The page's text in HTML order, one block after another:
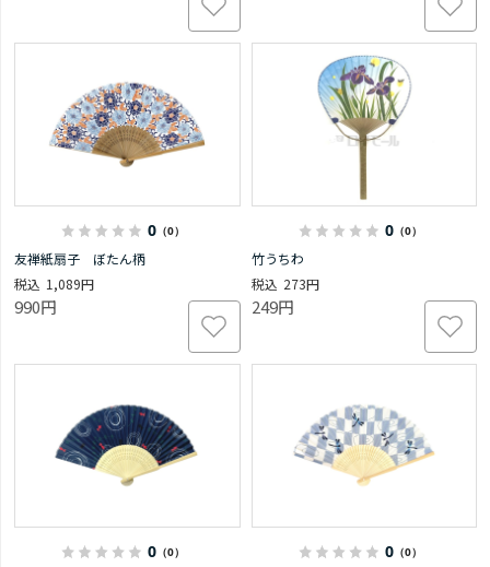
0 （0）
友禅紙扇子 ぼたん柄
1,089円
990円
0（0）
竹うちわ
273円
249円
0 （0） 0（0）